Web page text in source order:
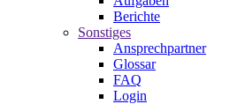
Berichte
Sonstiges
Ansprechpartner
Glossar
FAQ
Login